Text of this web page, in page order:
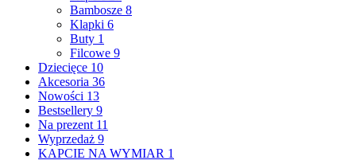
Bambosze 8
Klapki 6
Buty 1
Filcowe 9
Dziecięce 10
Akcesoria 36
Nowości 13
Bestsellery 9
Na prezent 11
Wyprzedaż 9
KAPCIE NA WYMIAR 1